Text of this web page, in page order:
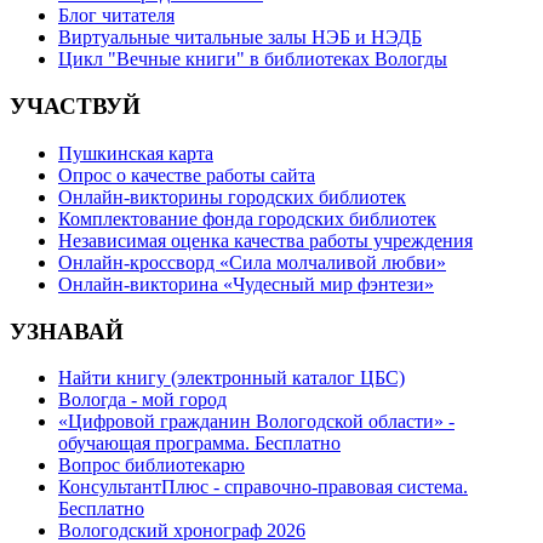
Блог читателя
Виртуальные читальные залы НЭБ и НЭДБ
Цикл "Вечные книги" в библиотеках Вологды
УЧАСТВУЙ
Пушкинская карта
Опрос о качестве работы сайта
Онлайн-викторины городских библиотек
Комплектование фонда городских библиотек
Независимая оценка качества работы учреждения
Онлайн-кроссворд «Сила молчаливой любви»
Онлайн-викторина «Чудесный мир фэнтези»
УЗНАВАЙ
Найти книгу (электронный каталог ЦБС)
Вологда - мой город
«Цифровой гражданин Вологодской области» -
обучающая программа. Бесплатно
Вопрос библиотекарю
КонсультантПлюс - справочно-правовая система.
Бесплатно
Вологодский хронограф 2026